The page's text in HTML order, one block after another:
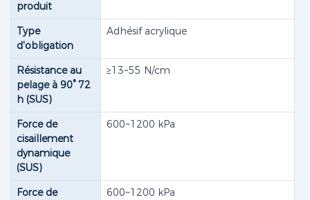
produit
Type
d'obligation
Adhésif acrylique
Résistance au
pelage à 90° 72
h (SUS)
≥13~55 N/cm
Force de
cisaillement
dynamique
(SUS)
600~1200 kPa
Force de
600~1200 kPa